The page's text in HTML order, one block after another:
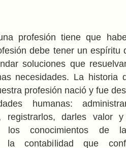
profesión tiene que
debe tener un espíritu
soluciones que
necesidades. La historia
profesión nació y fue
humanas:
registrarlos, darles valor
los conocimientos de
la contabilidad que